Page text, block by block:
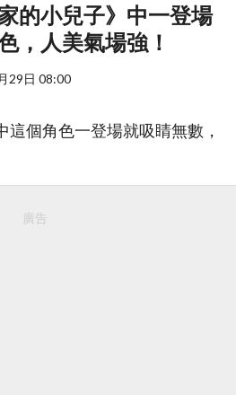
的小兒子》中一登場
，人美氣場強！
29日 08:00
這個角色一登場就吸睛無數，
廣告